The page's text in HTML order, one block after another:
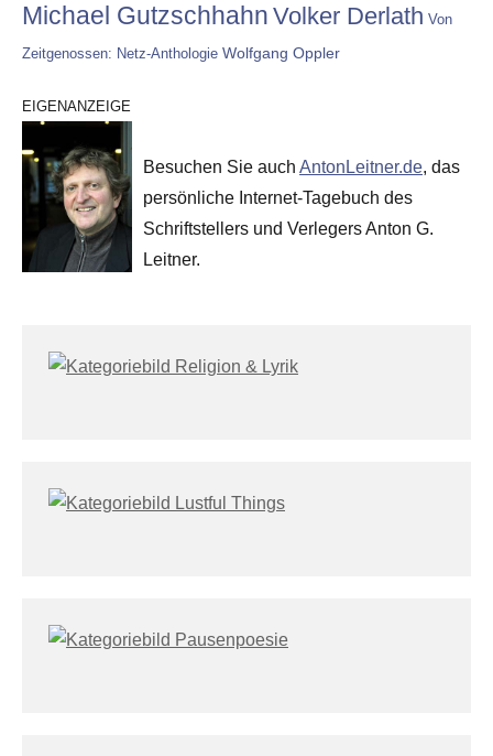
Michael Gutzschhahn Volker Derlath Von
Zeitgenossen: Netz-Anthologie Wolfgang Oppler
EIGENANZEIGE
Besuchen Sie auch AntonLeitner.de, das
persönliche Internet-Tagebuch des
Schriftstellers und Verlegers Anton G.
Leitner.